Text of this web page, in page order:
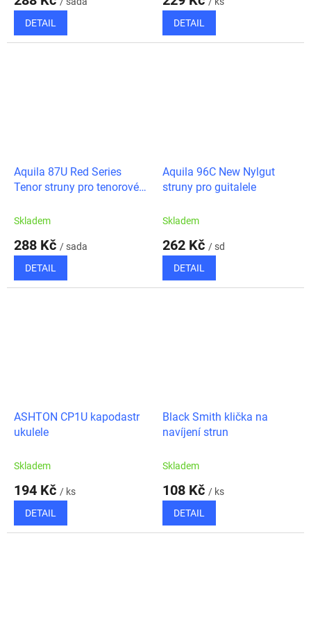
DETAIL
DETAIL
Aquila 87U Red Series
Tenor struny pro tenorové
Skladem
288 Kč / sada
DETAIL
Aquila 96C New Nylgut
struny pro guitalele
Skladem
262 Kč / sd
DETAIL
ASHTON CP1U kapodastr
ukulele
Skladem
194 Kč / ks
DETAIL
Black Smith klička na
navíjení strun
Skladem
108 Kč / ks
DETAIL